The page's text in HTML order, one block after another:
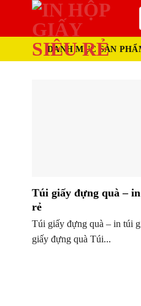
DANH MỤC SẢN
Túi giấy đựng quà –
rẻ
Túi giấy đựng quà – in túi
giấy đựng quà Túi...